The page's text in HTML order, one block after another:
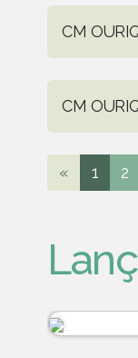
CM
CM
« 1 2